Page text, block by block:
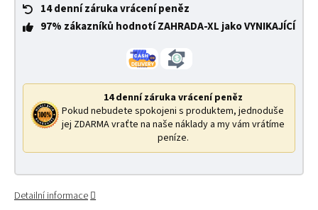
14 denní záruka vrácení peněz
97% zákazníků hodnotí ZAHRADA-XL jako VYNIKAJÍCÍ
14 denní záruka vrácení peněz
Pokud nebudete spokojeni s produktem, jednoduše
jej ZDARMA vraťte na naše náklady a my vám vrátíme
peníze.
Detailní informace